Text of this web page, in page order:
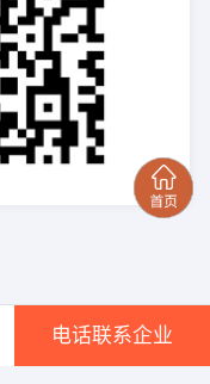
电话联系企业